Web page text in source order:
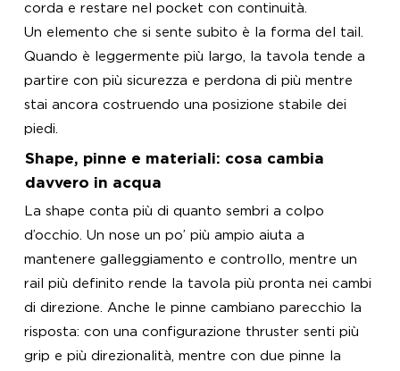
corda e restare nel pocket con continuità.
Un elemento che si sente subito è la forma del tail.
Quando è leggermente più largo, la tavola tende a
partire con più sicurezza e perdona di più mentre
stai ancora costruendo una posizione stabile dei
piedi.
Shape, pinne e materiali: cosa cambia
davvero in acqua
La shape conta più di quanto sembri a colpo
d’occhio. Un nose un po’ più ampio aiuta a
mantenere galleggiamento e controllo, mentre un
rail più definito rende la tavola più pronta nei cambi
di direzione. Anche le pinne cambiano parecchio la
risposta: con una configurazione thruster senti più
grip e più direzionalità, mentre con due pinne la